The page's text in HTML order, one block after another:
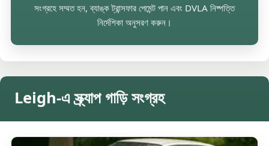
সংগ্রহে সম্মত হন, ব্যাঙ্ক ট্রান্সফার পেমেন্ট পান এবং DVLA নিষ্পত্তি
নির্দেশিকা অনুসরণ করুন।
Leigh-এ স্ক্র্যাপ গাড়ি সংগ্রহ